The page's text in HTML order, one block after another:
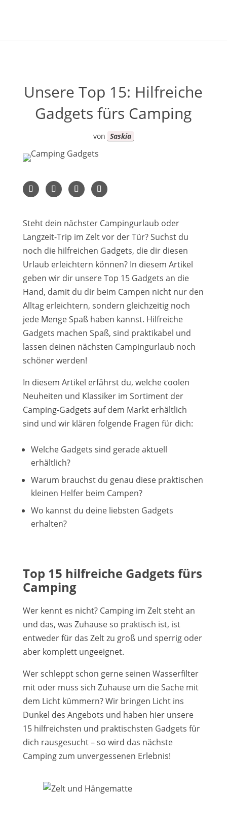
Unsere Top 15: Hilfreiche
Gadgets fürs Camping
von Saskia
Steht dein nächster Campingurlaub oder
Langzeit-Trip im Zelt vor der Tür? Suchst du
noch die hilfreichen Gadgets, die dir diesen
Urlaub erleichtern können? In diesem Artikel
geben wir dir unsere Top 15 Gadgets an die
Hand, damit du dir beim Campen nicht nur den
Alltag erleichtern, sondern gleichzeitig noch
jede Menge Spaß haben kannst. Hilfreiche
Gadgets machen Spaß, sind praktikabel und
lassen deinen nächsten Campingurlaub noch
schöner werden!
In diesem Artikel erfährst du, welche coolen
Neuheiten und Klassiker im Sortiment der
Camping-Gadgets auf dem Markt erhältlich
sind und wir klären folgende Fragen für dich:
Welche Gadgets sind gerade aktuell
erhältlich?
Warum brauchst du genau diese praktischen
kleinen Helfer beim Campen?
Wo kannst du deine liebsten Gadgets
erhalten?
Top 15 hilfreiche Gadgets fürs
Camping
Wer kennt es nicht? Camping im Zelt steht an
und das, was Zuhause so praktisch ist, ist
entweder für das Zelt zu groß und sperrig oder
aber komplett ungeeignet.
Wer schleppt schon gerne seinen Wasserfilter
mit oder muss sich Zuhause um die Sache mit
dem Licht kümmern? Wir bringen Licht ins
Dunkel des Angebots und haben hier unsere
15 hilfreichsten und praktischsten Gadgets für
dich rausgesucht – so wird das nächste
Camping zum unvergessenen Erlebnis!